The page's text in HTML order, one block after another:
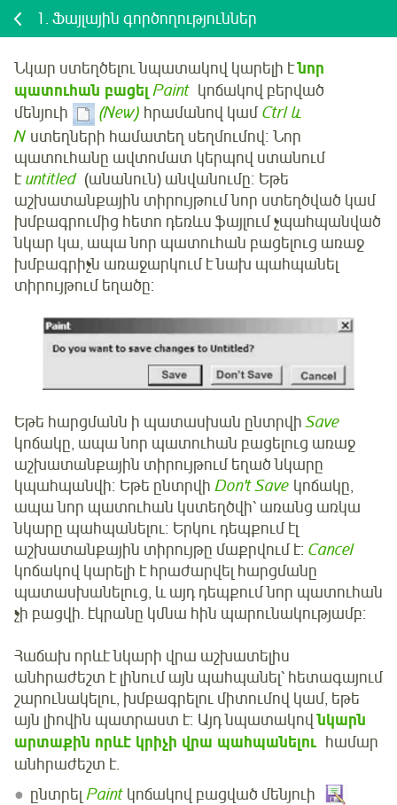
1. Ֆայլային գործողություններ
Նկար ստեղծելու նպատակով կարելի էնոր
պատուհան բացել Paint կոճակով բերված
մենյուի
(New) հրամանով կամCtrl և
N ստեղների համատեղ սեղմումով։ Նոր
պատուհանը ավտոմատ կերպով ստանում
էuntitled (անանուն) անվանումը։ Եթե
աշխատանքային տիրույթում նոր ստեղծված կամ
խմբագրումից հետո դեռևս ֆայլում չպահպանված
նկար կա, ապա նոր պատուհան բացելուց առաջ
խմբագրիչն առաջարկում է նախ պահպանել
տիրույթում եղածը:
Եթե հարցմանն ի պատասխան ընտրվիSave
կոճակը, ապա նոր պատուհան բացելուց առաջ
աշխատանքային տիրույթում եղած նկարը
կպահպանվի։ Եթե ընտրվիDon't Save կոճակը,
ապա նոր պատուհան կստեղծվի՝ առանց առկա
նկարը պահպանելու։ Երկու դեպքում էլ
աշխատանքային տիրույթը մաքրվում է։ Cancel
կոճակով կարելի է հրաժարվել հարցմանը
պատասխանելուց, և այդ դեպքում նոր պատուհան
չի բացվի. էկրանը կմնա հին պարունակությամբ։
Հաճախ որևէ նկարի վրա աշխատելիս
անհրաժեշտ է լինում այն պահպանել՝ հետագայում
շարունակելու, խմբագրելու միտումով կամ, եթե
այն լիովին պատրաստ է։ Այդ նպատակովնկարն
արտաքին որևէ կրիչի վրա պահպանելու համար
անհրաժեշտ է.
ընտրել Paint կոճակով բացված մենյուի